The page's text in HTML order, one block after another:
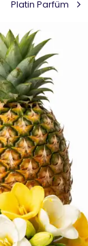
Platin Parfüm